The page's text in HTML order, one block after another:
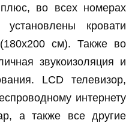
во всех номерах
кровати
см). Также во
звукоизоляция и
LCD телевизор,
интернету
а также все другие